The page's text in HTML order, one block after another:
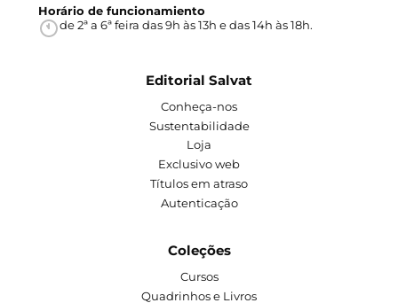
Horário de funcionamiento
de 2ª a 6ª feira das 9h às 13h e das 14h às 18h.
Editorial Salvat
Conheça-nos
Sustentabilidade
Loja
Exclusivo web
Títulos em atraso
Autenticação
Coleções
Cursos
Quadrinhos e Livros